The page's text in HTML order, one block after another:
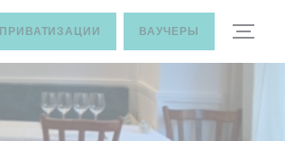
ПРИВАТИЗАЦИИ ВАУЧЕРЫ